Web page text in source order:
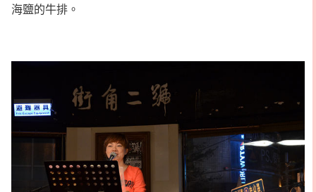
海鹽的牛排。